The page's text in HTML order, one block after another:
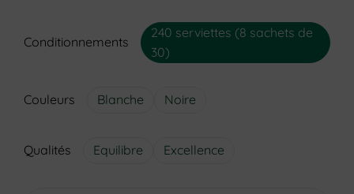
Conditionnements
240 serviettes (8 sachets de
30)
Couleurs Blanche Noire
Qualités Equilibre Excellence